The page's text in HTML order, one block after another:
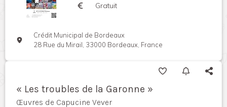
Gratuit
Crédit Municipal de Bordeaux
28 Rue du Mirail, 33000 Bordeaux, France
« Les troubles de la Garonne »
Œuvres de Capucine Vever